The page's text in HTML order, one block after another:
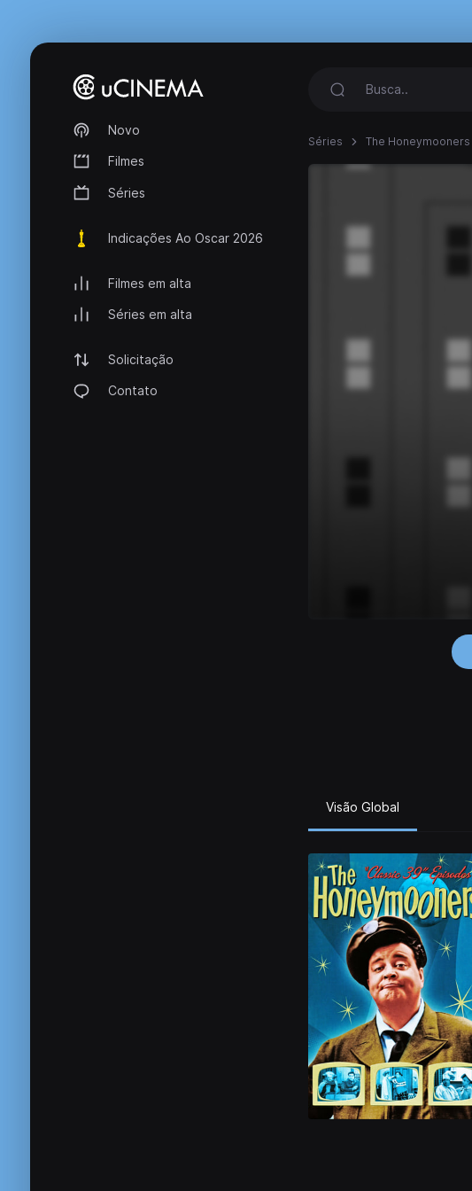
Novo
Filmes
Séries
Indicações Ao Oscar 2026
Filmes em alta
Séries em alta
Solicitação
Contato
Séries The Honeymooners
Visão Global